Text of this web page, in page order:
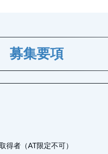
募集要項
得者（AT限定不可）